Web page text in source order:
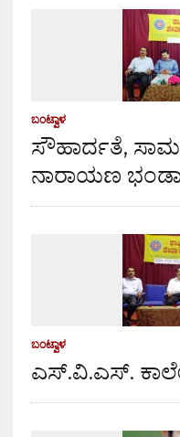
ಬಂಟ್ವಾಳ
ಸೌಹಾರ್ದತೆ,
ನಾರಾಯಣ
ಬಂಟ್ವಾಳ
ಎಸ್.ವಿ.ಎಸ್.